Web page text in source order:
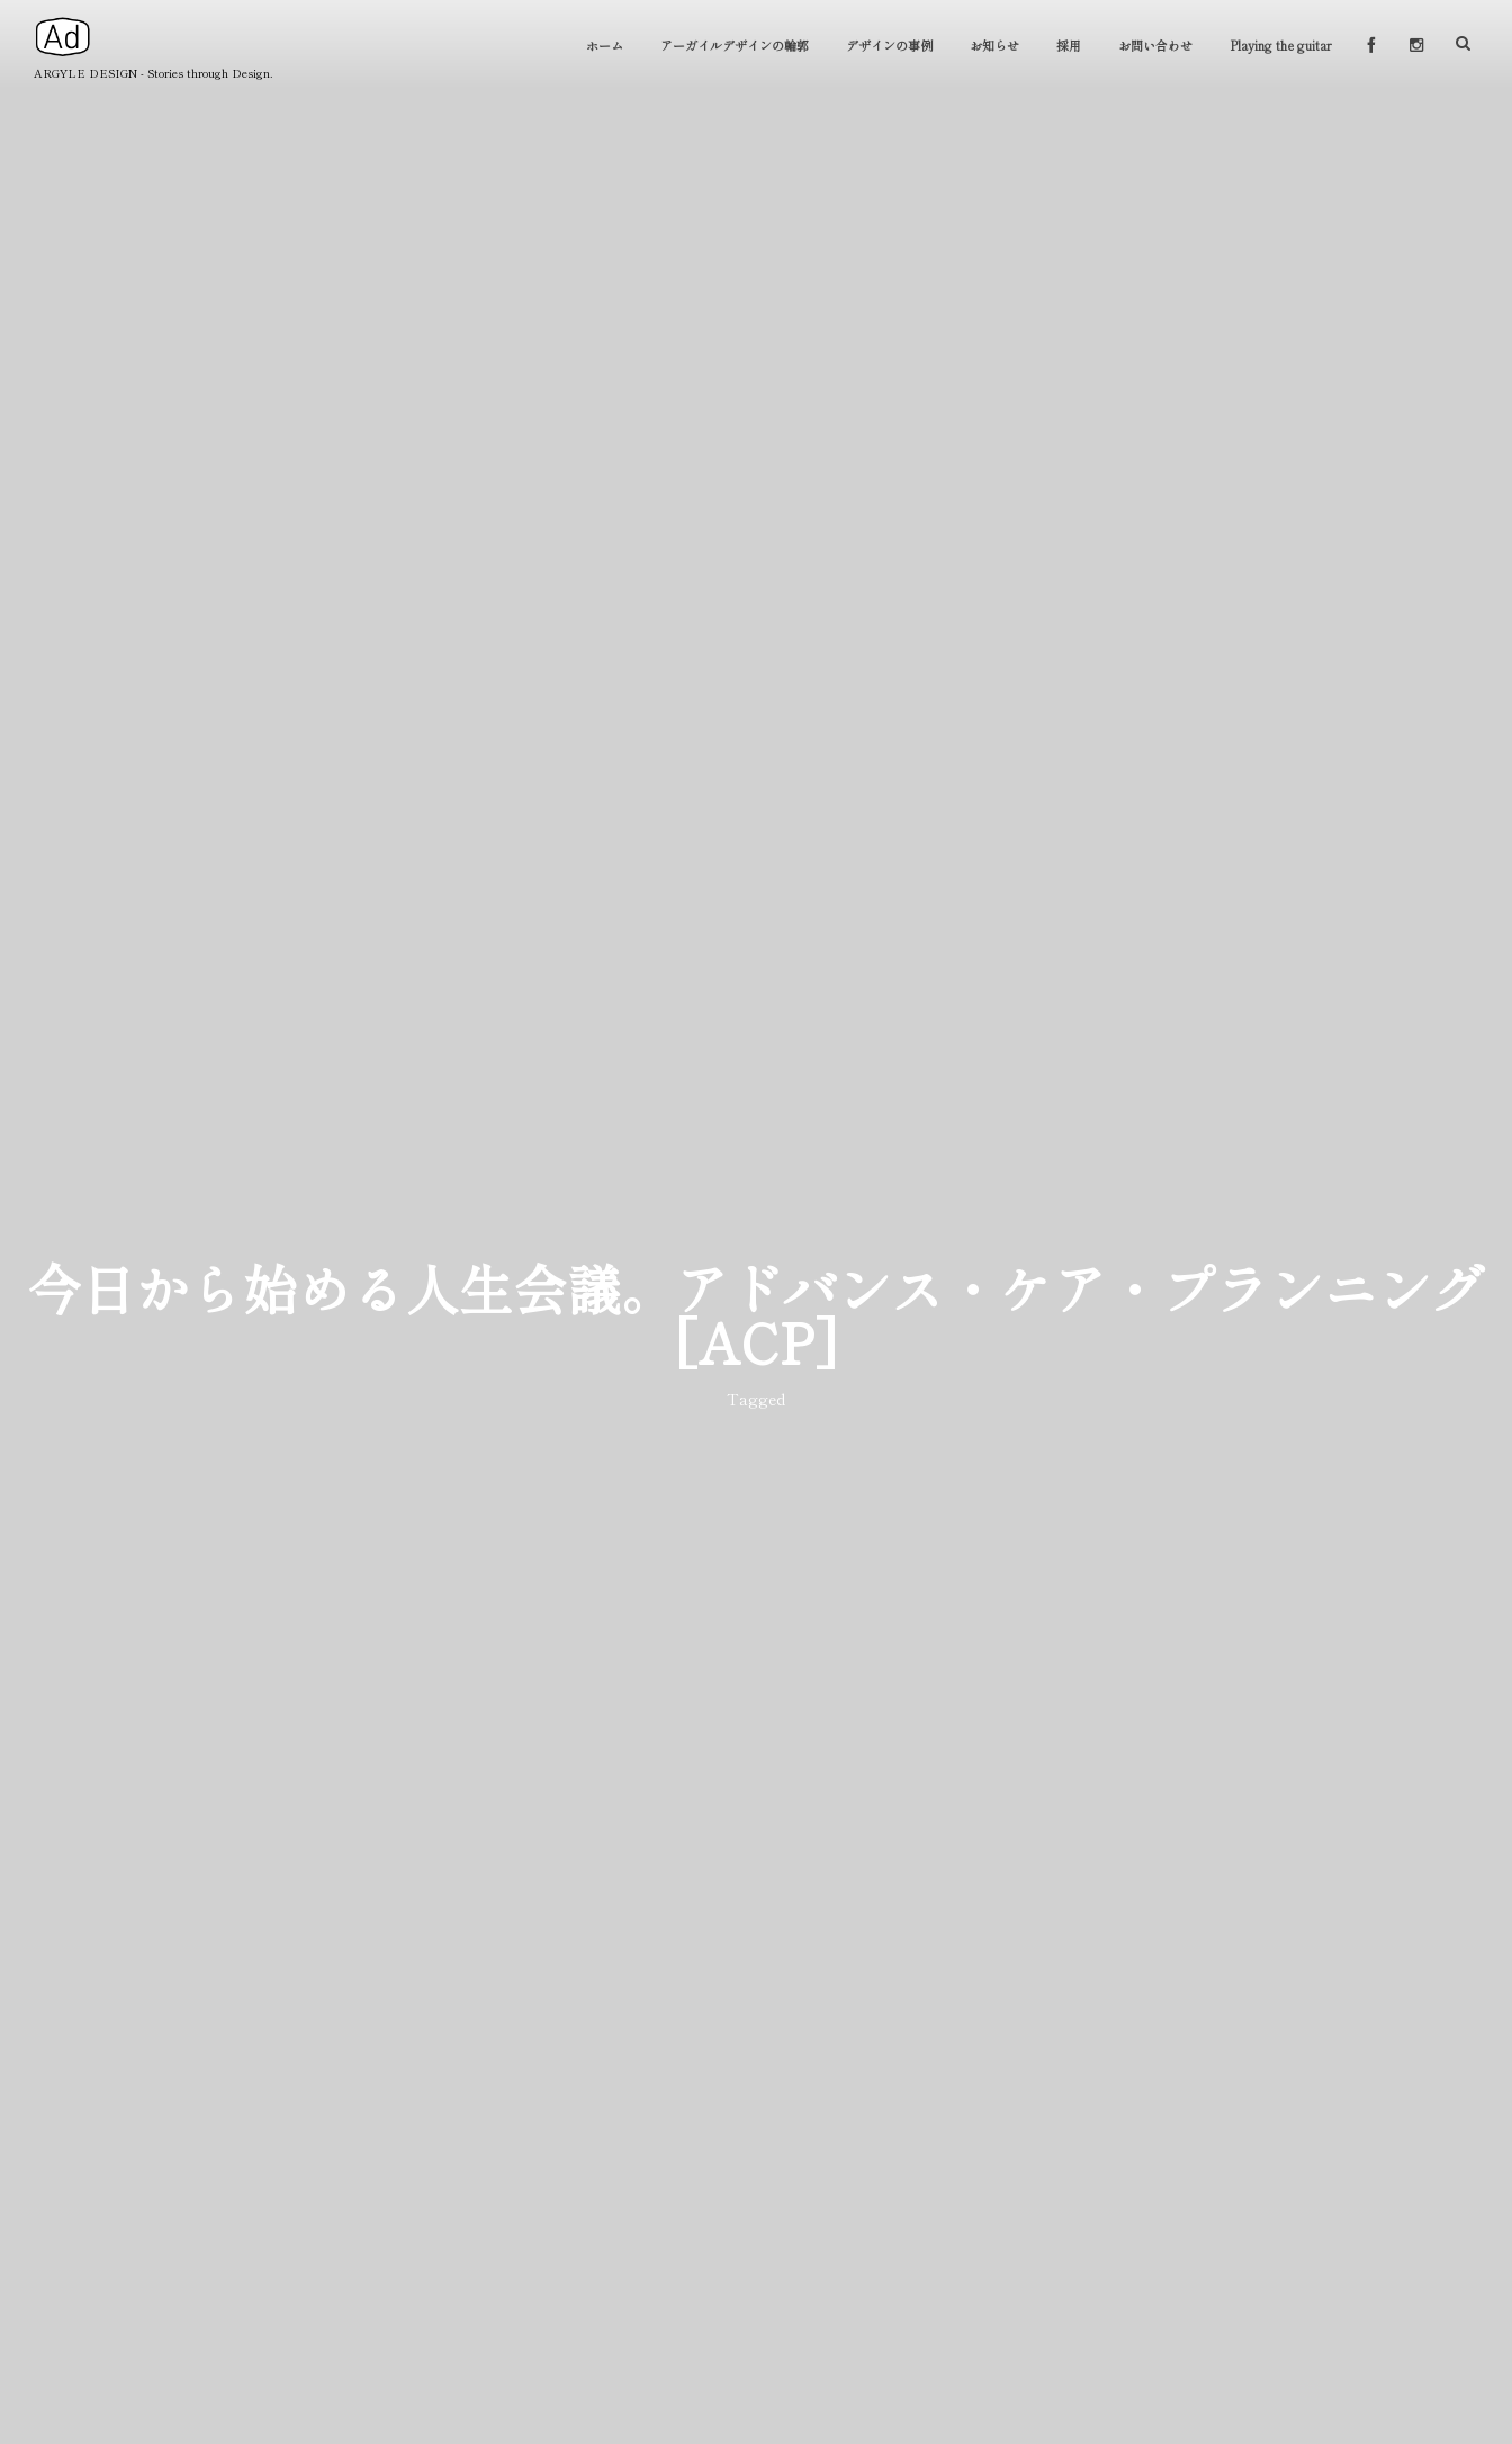
ARGYLE DESIGN - Stories through Design.
ホーム アーガイルデザインの輪郭 デザインの事例 お知らせ 採用 お問い合わせ Playing the guitar
今日から始める人生会議。アドバンス・ケア・プランニング
[ACP]
Tagged